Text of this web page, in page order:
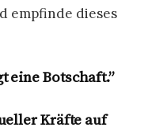
empfinde dieses
eine Botschaft.”
Kräfte auf